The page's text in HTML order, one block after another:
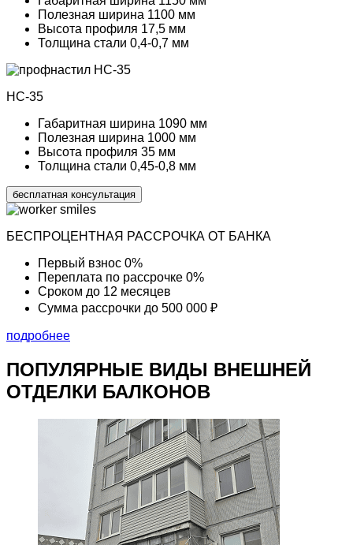
Полезная ширина 1100 мм
Высота профиля 17,5 мм
Толщина стали 0,4-0,7 мм
НС-35
Габаритная ширина 1090 мм
Полезная ширина 1000 мм
Высота профиля 35 мм
Толщина стали 0,45-0,8 мм
бесплатная консультация
БЕСПРОЦЕНТНАЯ РАССРОЧКА ОТ БАНКА
Первый взнос 0%
Переплата по рассрочке 0%
Сроком до 12 месяцев
Сумма рассрочки до 500 000 ₽
подробнее
ПОПУЛЯРНЫЕ ВИДЫ ВНЕШНЕЙ
ОТДЕЛКИ БАЛКОНОВ